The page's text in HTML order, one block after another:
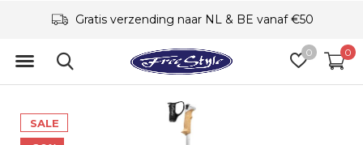
0 0
Gratis verzending naar NL & BE vanaf €50
SALE